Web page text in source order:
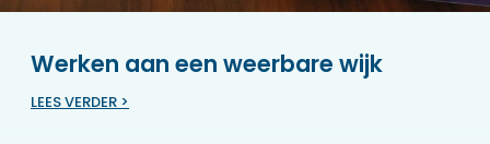
Werken aan een weerbare wijk
LEES VERDER >